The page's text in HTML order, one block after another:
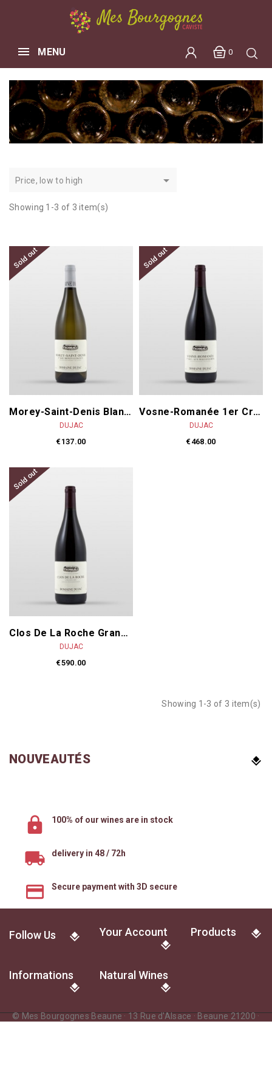
0
MENU
Price, low to high 
Showing 1-3 of 3 item(s)
Sold out
Morey-Saint-Denis Blanc 1er Cru Monts Luisants 2023
DUJAC
€137.00
Sold out
Vosne-Romanée 1er Cru Aux Malconsorts 2023
DUJAC
€468.00
Sold out
Clos De La Roche Grand Cru 2023
DUJAC
€590.00
Showing 1-3 of 3 item(s)
NOUVEAUTÉS
100% of our wines are in stock
delivery in 48 / 72h
Secure payment with 3D secure
Follow Us Your Account Products
Informations Natural Wines
© Mes Bourgognes Beaune · 13 Rue d'Alsace · Beaune 21200 ·